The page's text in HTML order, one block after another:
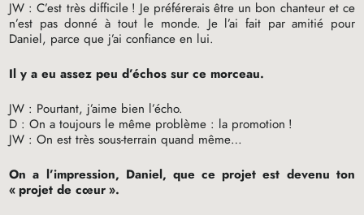
JW : C’est très difficile ! Je préférerais être un bon chanteur et ce
n’est pas donné à tout le monde. Je l’ai fait par amitié pour
Daniel, parce que j’ai confiance en lui.
Il y a eu assez peu d’échos sur ce morceau.
JW : Pourtant, j’aime bien l’écho.
D : On a toujours le même problème : la promotion !
JW : On est très sous-terrain quand même…
On a l’impression, Daniel, que ce projet est devenu ton
«projet de cœur».